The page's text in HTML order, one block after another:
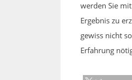
werden Sie
Ergebnis zu
gewiss nicht
Erfahrung